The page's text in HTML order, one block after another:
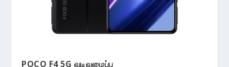
POCO F4 5G வடிவமைப்பு